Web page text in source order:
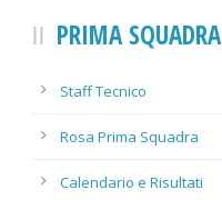
PRIMA SQUADRA
Staff Tecnico
Rosa Prima Squadra
Calendario e Risultati